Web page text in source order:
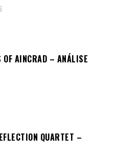
OF AINCRAD – ANÁLISE
QUARTET –